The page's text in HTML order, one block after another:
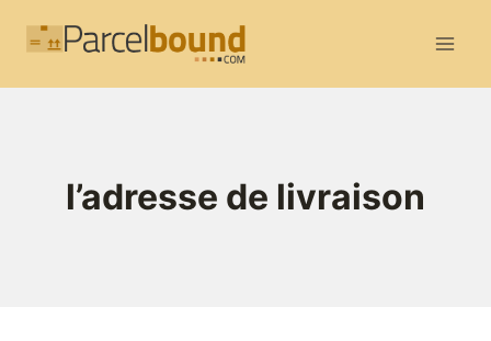
l’adresse de livraison